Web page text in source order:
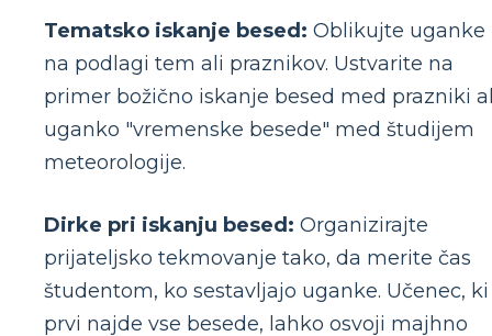
Tematsko iskanje besed: Oblikujte uganke
na podlagi tem ali praznikov. Ustvarite na
primer božično iskanje besed med prazniki
uganko "vremenske besede" med študijem
meteorologije.
Dirke pri iskanju besed: Organizirajte
prijateljsko tekmovanje tako, da merite čas
študentom, ko sestavljajo uganke. Učenec, ki
prvi najde vse besede, lahko osvoji majhno